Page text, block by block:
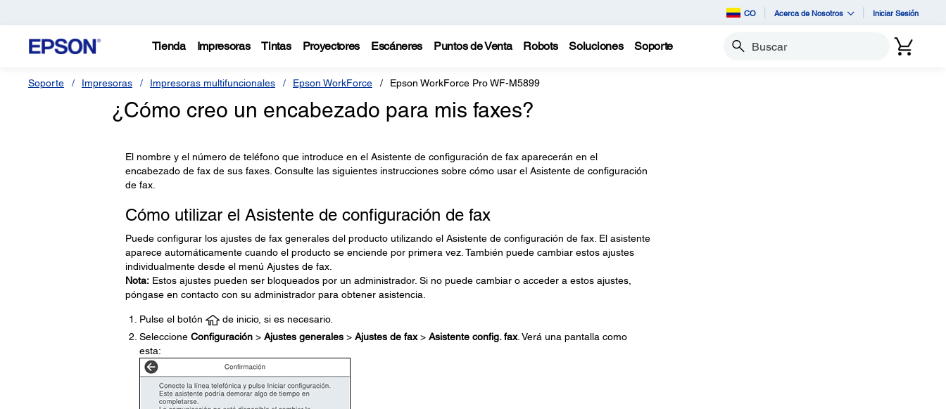
CO Acerca de Nosotros Iniciar Sesión
Tienda Impresoras Tintas Proyectores Escáneres Puntos de Venta Robots Soluciones Soporte Buscar
Soporte Impresoras Impresoras multifuncionales Epson WorkForce Epson WorkForce Pro WF-M5899
¿Cómo creo un encabezado para mis faxes?
El nombre y el número de teléfono que introduce en el Asistente de configuración de fax aparecerán en el
encabezado de fax de sus faxes. Consulte las siguientes instrucciones sobre cómo usar el Asistente de configuración
de fax.
Cómo utilizar el Asistente de configuración de fax
Puede configurar los ajustes de fax generales del producto utilizando el Asistente de configuración de fax. El asistente
aparece automáticamente cuando el producto se enciende por primera vez. También puede cambiar estos ajustes
individualmente desde el menú Ajustes de fax.
Nota:Estos ajustes pueden ser bloqueados por un administrador. Si no puede cambiar o acceder a estos ajustes,
póngase en contacto con su administrador para obtener asistencia.
Pulse el botón
de inicio, si es necesario.
Seleccione Configuración> Ajustes generales> Ajustes de fax> Asistente config. fax. Verá una pantalla como
esta: